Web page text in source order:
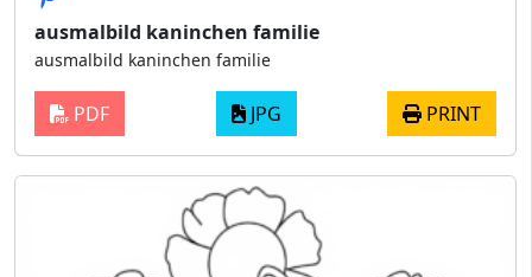
ausmalbild kaninchen familie
ausmalbild kaninchen familie
PDF JPG PRINT